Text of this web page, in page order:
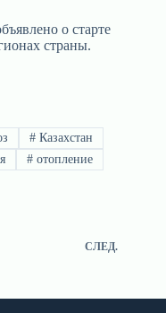
о старте
страны.
# Казахстан
# отопление
СЛЕД.